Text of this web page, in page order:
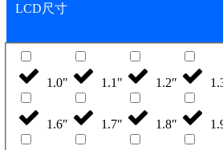
LCD尺寸
1.0" 1.1" 1.2″
1.6″ 1.7″ 1.8″